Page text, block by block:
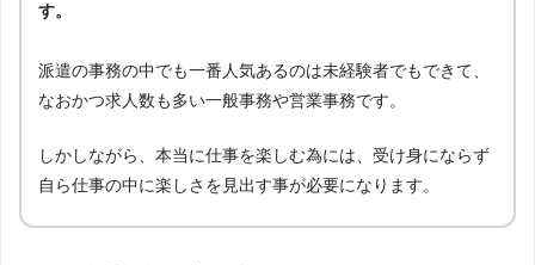
す。
派遣の事務の中でも一番人気あるのは未経験者でもできて、
なおかつ求人数も多い一般事務や営業事務です。
しかしながら、本当に仕事を楽しむ為には、受け身にならず
自ら仕事の中に楽しさを見出す事が必要になります。